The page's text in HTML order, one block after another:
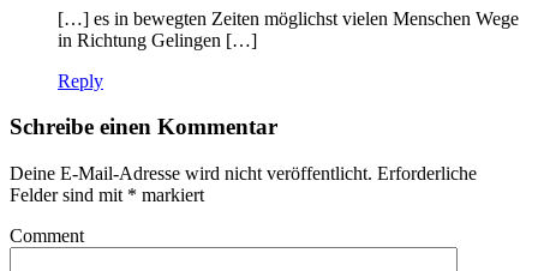
[…] es in bewegten Zeiten möglichst vielen Menschen Wege
in Richtung Gelingen […]
Reply
Schreibe einen Kommentar
Deine E-Mail-Adresse wird nicht veröffentlicht. Erforderliche
Felder sind mit * markiert
Comment